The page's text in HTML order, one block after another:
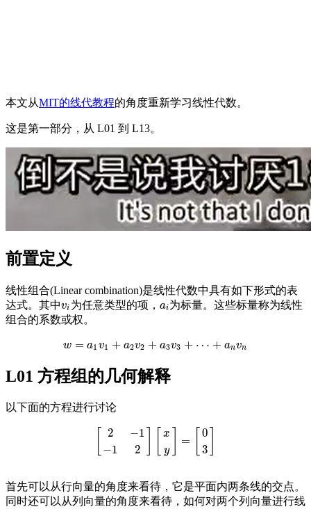
本文从MIT的线代教程的角度重新学习线性代数。
这是第一部分，从 L01 到 L13。
前置定义
线性组合(Linear combination)是线性代数中具有如下形式的表
达式。其中vi
vi为任意类型的项，ai
ai 为标量。这些标量称为线性
组合的系数或权。
w = a1 v1 + a2v2 + a3v3 + ⋯ + anvn
w=a1 v1 +a2v 2+ a3v3+⋯ +an vn
L01 方程组的几何解释
以下面的方程进行讨论
2
−1
−1
2
x
y
=
0
3
[03
首先可以从行向量的角度来看待，它是平面内两条线的交点。
同时还可以从列向量的角度来看待，如何对两个列向量进行线